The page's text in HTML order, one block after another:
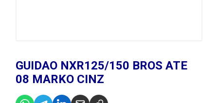
GUIDAO NXR125/150 BROS ATE
08 MARKO CINZ